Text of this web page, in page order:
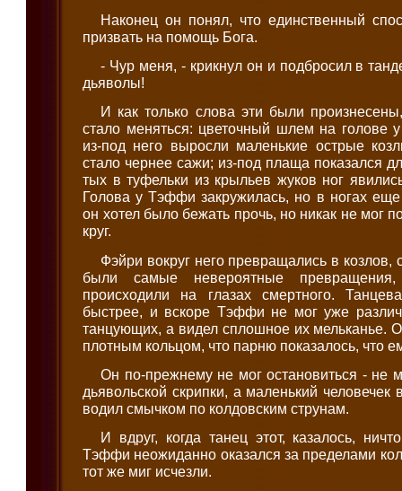
Наконец он понял, что единственный
призвать на помощь Бога.
- Чур меня, - крикнул он и подбросил в
дьяволы!
И как только слова эти были
стало меняться: цветочный шлем на голове
из-под него выросли маленькие острые
стало чернее сажи; из-под плаща показался
тых в туфельки из крыльев жуков ног
Голова у Тэффи закружилась, но в ногах еще
он хотел было бежать прочь, но никак не мог
круг.
Фэйри вокруг него превращались в козлов,
были самые невероятные превращения,
происходили на глазах смертного.
быстрее, и вскоре Тэффи не мог уже
танцующих, а видел сплошное их мельканье.
плотным кольцом, что парню показалось, что
Он по-прежнему не мог остановиться - не
дьявольской скрипки, а маленький
водил смычком по колдовским струнам.
И вдруг, когда танец этот, казалось,
Тэффи неожиданно оказался за пределами
тот же миг исчезли.